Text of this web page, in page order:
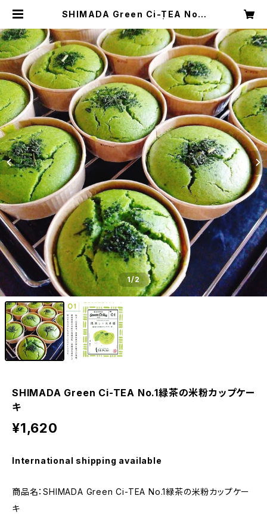
SHIMADA Green Ci-TEA No.1
おおいなび
1/2
SHIMADA Green Ci-TEA No.1緑茶の米粉カップケー
キ
¥1,620
International shipping available
商品名：SHIMADA Green Ci-TEA No.1緑茶の米粉カップケー
キ